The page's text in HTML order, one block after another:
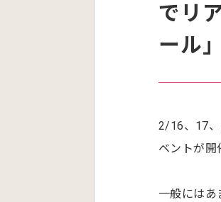
でリ
ール
2/16、17
ベントが開
一般にはあ